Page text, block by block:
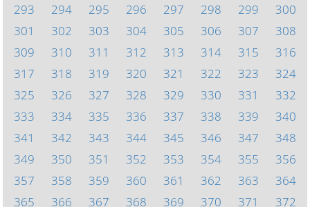
293
294 295 296 297 298 299
300
301
302 303 304 305 306 307
308
309
310 311 312 313 314 315
316
317
318 319 320 321 322 323
324
325
326 327 328 329 330 331
332
333
334 335 336 337 338 339
340
341
342 343 344 345 346 347
348
349
350 351 352 353 354 355
356
357
358 359 360 361 362 363
364
365
366 367 368 369 370 371 372